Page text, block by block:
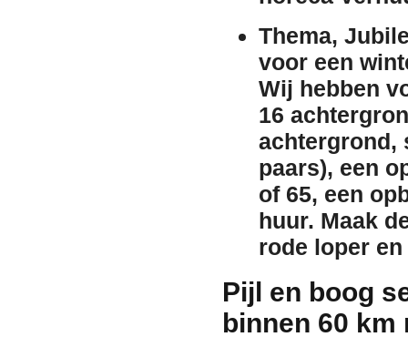
Thema,
voor een
Wij hebben
16
achtergrond,
paars), een
of 65, een
huur. Maak
rode loper en
Pijl en boog
binnen 60